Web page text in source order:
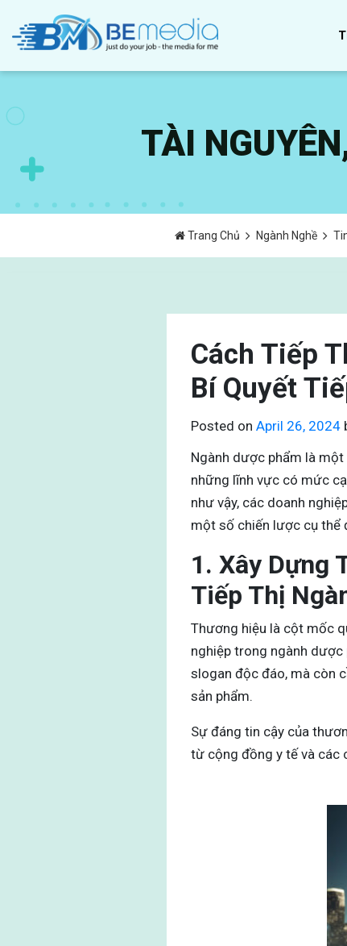
TÀI
Trang Chủ Ngành Nghề
Cách Tiếp
Bí Quyết
Posted on April 26, 2024
Ngành dược phẩm là
những lĩnh vực có mức
như vậy, các doanh
một số chiến lược cụ thể
1. Xây Dựng
Tiếp Thị
Thương hiệu là cột mốc
nghiệp trong ngành
slogan độc đáo, mà còn
sản phẩm.
Sự đáng tin cậy của
từ cộng đồng y tế và các